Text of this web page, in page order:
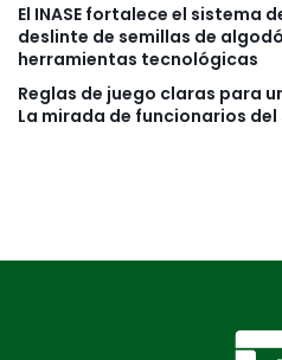
El INASE fortalece el sistema
deslinte de semillas de
herramientas tecnológicas
Reglas de juego claras para
La mirada de funcionarios